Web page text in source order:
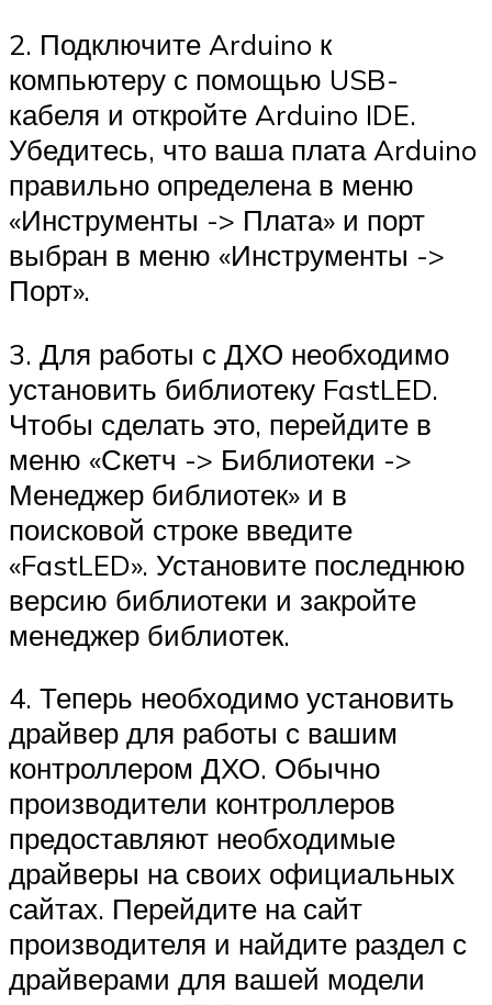
2. Подключите Arduino к
компьютеру с помощью USB-
кабеля и откройте Arduino IDE.
Убедитесь, что ваша плата Arduino
правильно определена в меню
«Инструменты -> Плата» и порт
выбран в меню «Инструменты ->
Порт».
3. Для работы с ДХО необходимо
установить библиотеку FastLED.
Чтобы сделать это, перейдите в
меню «Скетч -> Библиотеки ->
Менеджер библиотек» и в
поисковой строке введите
«FastLED». Установите последнюю
версию библиотеки и закройте
менеджер библиотек.
4. Теперь необходимо установить
драйвер для работы с вашим
контроллером ДХО. Обычно
производители контроллеров
предоставляют необходимые
драйверы на своих официальных
сайтах. Перейдите на сайт
производителя и найдите раздел с
драйверами для вашей модели